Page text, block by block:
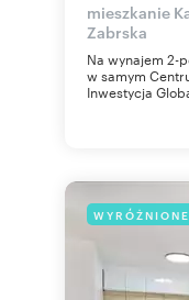
mieszkanie
Zabrska
Na wynajem 2-
w samym
Inwestycja
WYRÓŻNIONE